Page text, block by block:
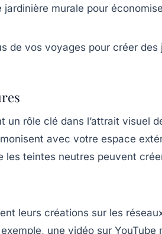
jardinière murale pour
de vos voyages pour créer
un rôle clé dans l’attrait visuel
avec votre espace
les teintes neutres peuvent
leurs créations sur les
une vidéo sur